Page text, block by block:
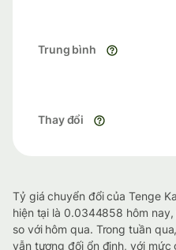
Trung bình
Thay đổi
Tỷ giá chuyển đổi của Tenge
hiện tại là 0.0344858 hôm
so với hôm qua. Trong tuần
vẫn tương đối ổn định, với mức